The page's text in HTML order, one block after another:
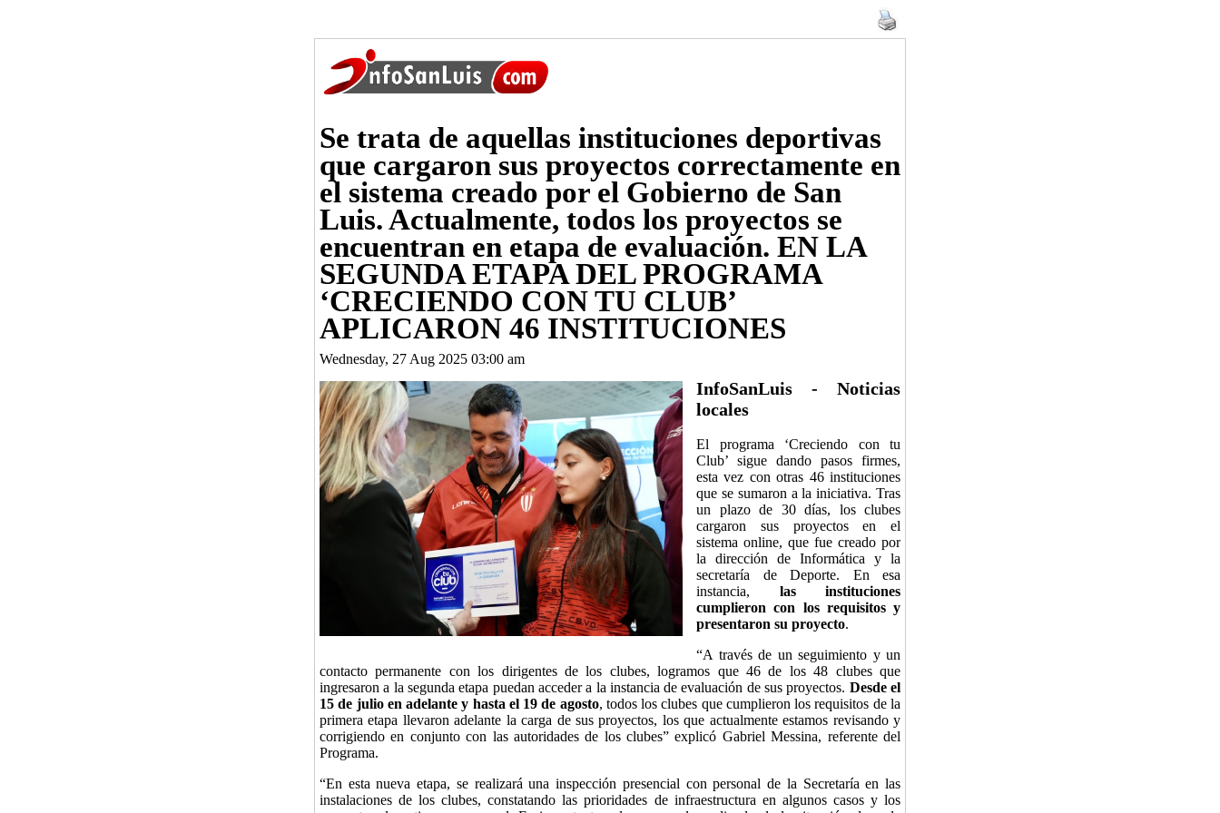
Se trata de aquellas instituciones deportivas
que cargaron sus proyectos correctamente en
el sistema creado por el Gobierno de San
Luis. Actualmente, todos los proyectos se
encuentran en etapa de evaluación. EN LA
SEGUNDA ETAPA DEL PROGRAMA
‘CRECIENDO CON TU CLUB’
APLICARON 46 INSTITUCIONES
Wednesday, 27 Aug 2025 03:00 am
InfoSanLuis - Noticias
locales
El programa ‘Creciendo con tu
Club’ sigue dando pasos firmes,
esta vez con otras 46 instituciones
que se sumaron a la iniciativa. Tras
un plazo de 30 días, los clubes
cargaron sus proyectos en el
sistema online, que fue creado por
la dirección de Informática y la
secretaría de Deporte. En esa
instancia, las instituciones
cumplieron con los requisitos y
presentaron su proyecto.
“A través de un seguimiento y un
contacto permanente con los dirigentes de los clubes, logramos que 46 de los 48 clubes que
ingresaron a la segunda etapa puedan acceder a la instancia de evaluación de sus proyectos. Desde el
15 de julio en adelante y hasta el 19 de agosto, todos los clubes que cumplieron los requisitos de la
primera etapa llevaron adelante la carga de sus proyectos, los que actualmente estamos revisando y
corrigiendo en conjunto con las autoridades de los clubes” explicó Gabriel Messina, referente del
Programa.
“En esta nueva etapa, se realizará una inspección presencial con personal de la Secretaría en las
instalaciones de los clubes, constatando las prioridades de infraestructura en algunos casos y los